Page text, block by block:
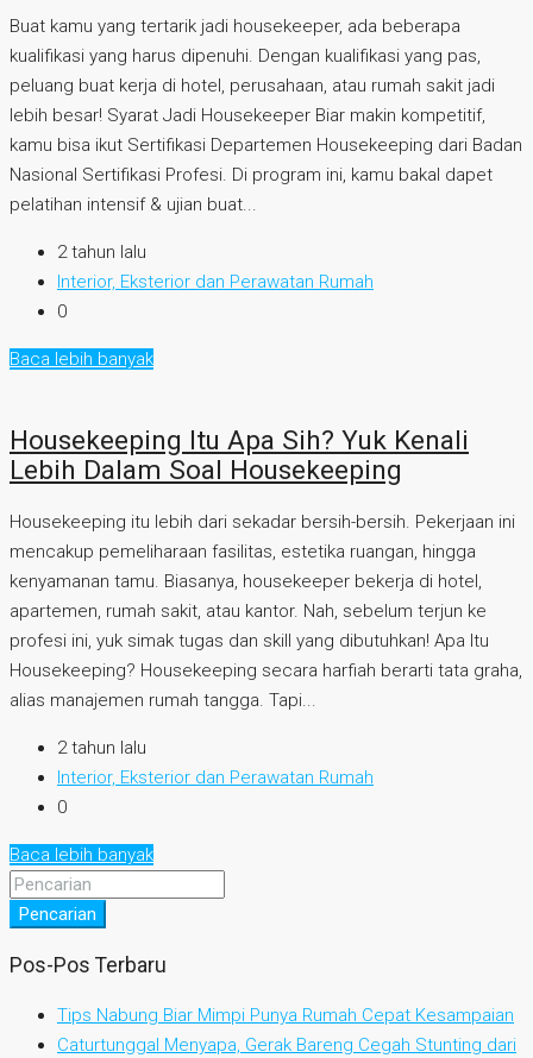
Buat kamu yang tertarik jadi housekeeper, ada beberapa
kualifikasi yang harus dipenuhi. Dengan kualifikasi yang pas,
peluang buat kerja di hotel, perusahaan, atau rumah sakit jadi
lebih besar! Syarat Jadi Housekeeper Biar makin kompetitif,
kamu bisa ikut Sertifikasi Departemen Housekeeping dari Badan
Nasional Sertifikasi Profesi. Di program ini, kamu bakal dapet
pelatihan intensif & ujian buat...
2 tahun lalu
Interior, Eksterior dan Perawatan Rumah
0
Baca lebih banyak
Housekeeping Itu Apa Sih? Yuk Kenali
Lebih Dalam Soal Housekeeping
Housekeeping itu lebih dari sekadar bersih-bersih. Pekerjaan ini
mencakup pemeliharaan fasilitas, estetika ruangan, hingga
kenyamanan tamu. Biasanya, housekeeper bekerja di hotel,
apartemen, rumah sakit, atau kantor. Nah, sebelum terjun ke
profesi ini, yuk simak tugas dan skill yang dibutuhkan! Apa Itu
Housekeeping? Housekeeping secara harfiah berarti tata graha,
alias manajemen rumah tangga. Tapi...
2 tahun lalu
Interior, Eksterior dan Perawatan Rumah
0
Baca lebih banyak
Pencarian
Pos-Pos Terbaru
Tips Nabung Biar Mimpi Punya Rumah Cepat Kesampaian
Caturtunggal Menyapa, Gerak Bareng Cegah Stunting dari